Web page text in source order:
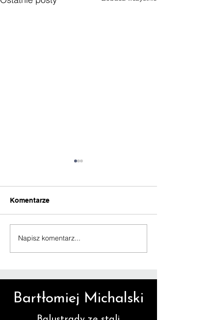
Drzwi z czarną stalą
Komentarze
Napisz komentarz...
Bartłomiej Michalski